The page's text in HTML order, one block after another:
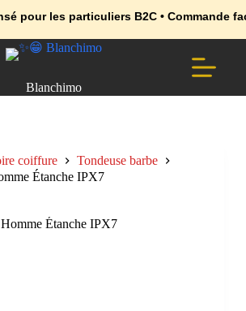
B2C • Commande facile et
pros 👉 Passez en Espace Pro B2B 📦
professionnels 🚀 Rejoignez l’Espace Pro
Blanchimo
coiffure
Tondeuse barbe
Étanche IPX7